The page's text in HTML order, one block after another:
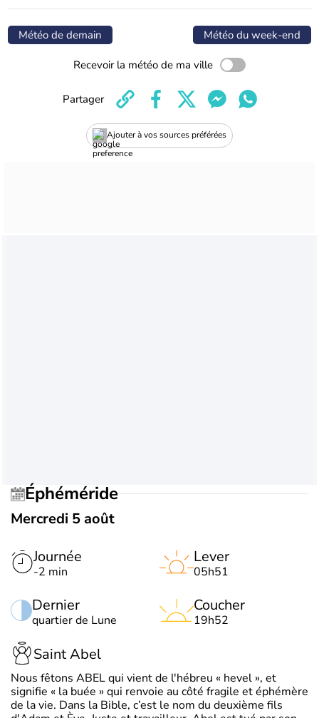
Météo de demain Météo du week-end
Recevoir la météo de ma ville
Ajouter à vos sources préférées
Partager
Éphéméride
Mercredi 5 août
Journée
-2 min
Dernier
quartier de Lune
Lever
05h51
Coucher
19h52
Saint Abel
Nous fêtons ABEL qui vient de l'hébreu « hevel », et
signifie « la buée » qui renvoie au côté fragile et éphémère
de la vie. Dans la Bible, c’est le nom du deuxième fils